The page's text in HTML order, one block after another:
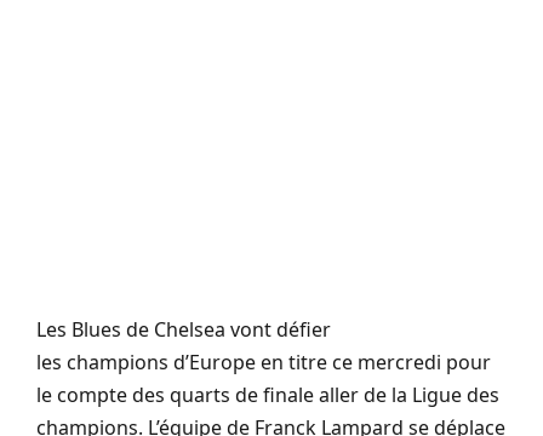
Les Blues de Chelsea vont défier
les champions d’Europe en titre ce mercredi pour
le compte des quarts de finaleallerde la Ligue des
champions. L’équipe de Franck Lampard se déplace